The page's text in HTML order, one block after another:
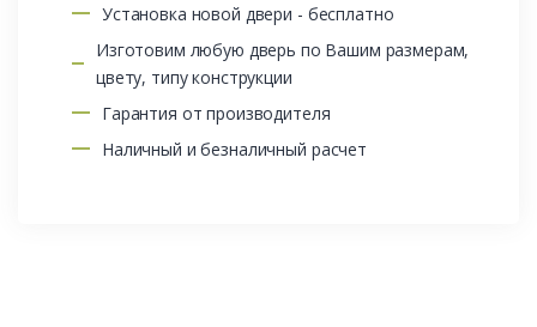
Установка новой двери - бесплатно
Изготовим любую дверь по Вашим размерам,
цвету, типу конструкции
Гарантия от производителя
Наличный и безналичный расчет